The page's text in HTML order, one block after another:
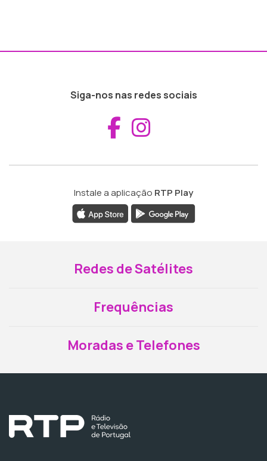
Siga-nos nas redes sociais
Aceder ao
Instale a aplicação RTP Play
Redes de Satélites
Frequências
Moradas e Telefones